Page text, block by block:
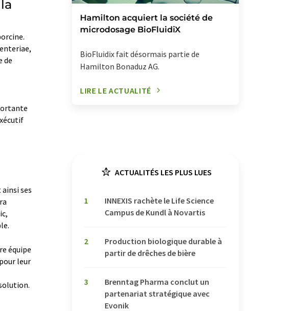
de
ses
équipe
leur
Hamilton acquiert la société de
microdosage BioFluidiX
BioFluidix fait désormais partie de
Hamilton Bonaduz AG.
LIRE LE ACTUALITÉ
ACTUALITÉS LES PLUS LUES
1
INNEXIS rachète le Life Science
Campus de Kundl à Novartis
2
Production biologique durable à
partir de drêches de bière
3
Brenntag Pharma conclut un
partenariat stratégique avec
Evonik